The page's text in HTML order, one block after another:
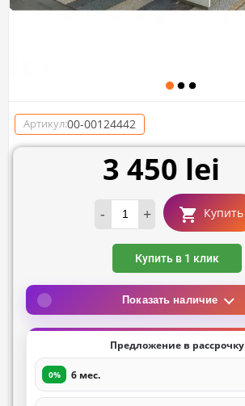
Артикул:00-00124442
3 450 lei
- + Купить
Купить в 1 клик
Показать наличие
Предложение в рассрочку
0% 6 мес.